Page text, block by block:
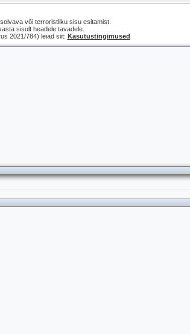
või terroristliku sisu esitamist.
sisult headele tavadele.
2021/784) leiad siit: Kasutustingimused